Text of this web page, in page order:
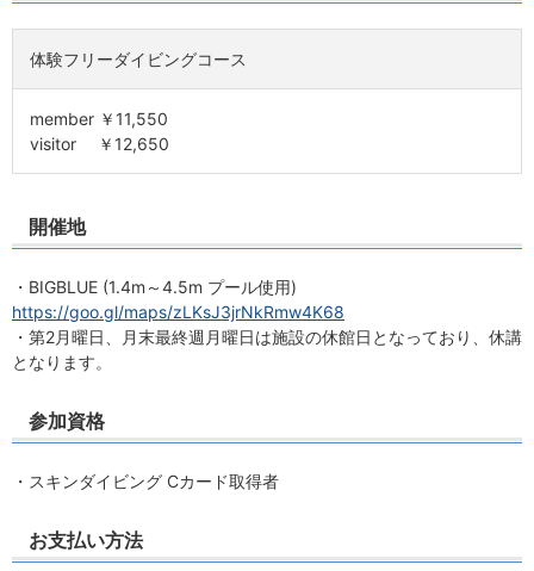
体験フリーダイビングコース
member ￥11,550
visitor ￥12,650
開催地
・BIGBLUE (1.4m～4.5m プール使用)
https://goo.gl/maps/zLKsJ3jrNkRmw4K68
・第2月曜日、月末最終週月曜日は施設の休館日となっており、休講
となります。
参加資格
・スキンダイビング Cカード取得者
お支払い方法